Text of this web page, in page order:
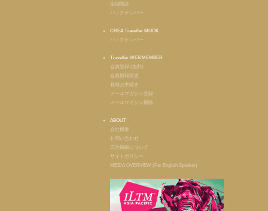
定期購読
バックナンバー
CREA Traveller MOOK
バックナンバー
Traveller WEB MEMBER
会員登録 (無料)
会員情報変更
各種お手続き
メールマガジン登録
メールマガジン解除
ABOUT
会社概要
お問い合わせ
広告掲載について
サイトポリシー
MEIDA OVERVIEW (For English Speaker)